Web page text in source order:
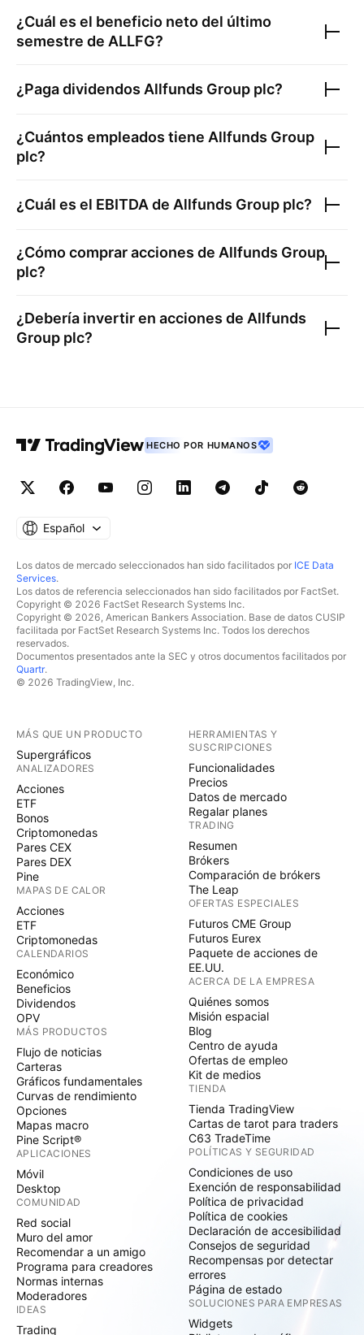
¿Cuál es el beneficio neto del último
semestre de ALLFG?
¿Paga dividendos Allfunds Group plc?
¿Cuántos empleados tiene Allfunds Group
plc?
¿Cuál es el EBITDA de Allfunds Group plc?
¿Cómo comprar acciones de Allfunds Group
plc?
¿Debería invertir en acciones de Allfunds
Group plc?
HECHO POR HUMANOS
Español
Los datos de mercado seleccionados han sido facilitados por ICE Data
Services.
Los datos de referencia seleccionados han sido facilitados por FactSet.
Copyright © 2026 FactSet Research Systems Inc.
Copyright © 2026, American Bankers Association. Base de datos CUSIP
facilitada por FactSet Research Systems Inc. Todos los derechos
reservados.
Documentos presentados ante la SEC y otros documentos facilitados por
Quartr.
© 2026 TradingView, Inc.
MÁS QUE UN PRODUCTO
Supergráficos
ANALIZADORES
Acciones
ETF
Bonos
Criptomonedas
Pares CEX
Pares DEX
Pine
MAPAS DE CALOR
Acciones
ETF
Criptomonedas
CALENDARIOS
Económico
Beneficios
Dividendos
OPV
MÁS PRODUCTOS
Flujo de noticias
Carteras
Gráficos fundamentales
Curvas de rendimiento
Opciones
Mapas macro
Pine Script®
APLICACIONES
Móvil
Desktop
COMUNIDAD
Red social
Muro del amor
Recomendar a un amigo
Programa para creadores
Normas internas
Moderadores
IDEAS
Trading
HERRAMIENTAS Y
SUSCRIPCIONES
Funcionalidades
Precios
Datos de mercado
Regalar planes
TRADING
Resumen
Brókers
Comparación de brókers
The Leap
OFERTAS ESPECIALES
Futuros CME Group
Futuros Eurex
Paquete de acciones de
EE.UU.
ACERCA DE LA EMPRESA
Quiénes somos
Misión espacial
Blog
Centro de ayuda
Ofertas de empleo
Kit de medios
TIENDA
Tienda TradingView
Cartas de tarot para traders
C63 TradeTime
POLÍTICAS Y SEGURIDAD
Condiciones de uso
Exención de responsabilidad
Política de privacidad
Política de cookies
Declaración de accesibilidad
Consejos de seguridad
Recompensas por detectar
errores
Página de estado
SOLUCIONES PARA EMPRESAS
Widgets